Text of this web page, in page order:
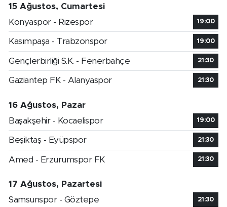
15 Ağustos, Cumartesi
Konyaspor - Rizespor
19:00
Kasımpaşa - Trabzonspor 19:00
Gençlerbirliği S.K. - Fenerbahçe 21:30
Gaziantep FK - Alanyaspor 21:30
16 Ağustos, Pazar
Başakşehir - Kocaelispor
19:00
Beşiktaş - Eyüpspor 21:30
Amed - Erzurumspor FK 21:30
17 Ağustos, Pazartesi
Samsunspor - Göztepe
21:30